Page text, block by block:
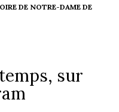
DE NOTRE-DAME DE
sur